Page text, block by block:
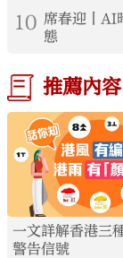
10 席春迎丨AI
態
推薦內容
一文詳解香港三
警告信號